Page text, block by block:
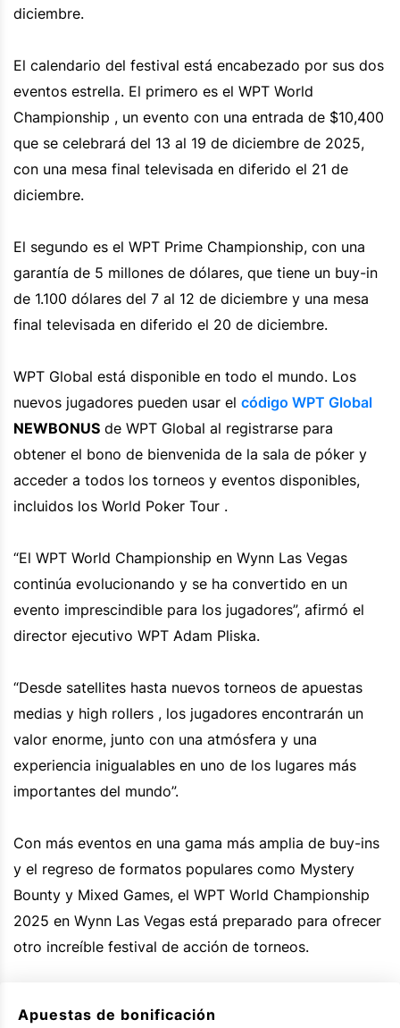
diciembre.
El calendario del festival está encabezado por sus dos
eventos estrella. El primero es el WPT World
Championship , un evento con una entrada de $10,400
que se celebrará del 13 al 19 de diciembre de 2025,
con una mesa final televisada en diferido el 21 de
diciembre.
El segundo es el WPT Prime Championship, con una
garantía de 5 millones de dólares, que tiene un buy-in
de 1.100 dólares del 7 al 12 de diciembre y una mesa
final televisada en diferido el 20 de diciembre.
WPT Global está disponible en todo el mundo. Los
nuevos jugadores pueden usar el código WPT Global
NEWBONUS de WPT Global al registrarse para
obtener el bono de bienvenida de la sala de póker y
acceder a todos los torneos y eventos disponibles,
incluidos los World Poker Tour .
“El WPT World Championship en Wynn Las Vegas
continúa evolucionando y se ha convertido en un
evento imprescindible para los jugadores”, afirmó el
director ejecutivo WPT Adam Pliska.
“Desde satellites hasta nuevos torneos de apuestas
medias y high rollers , los jugadores encontrarán un
valor enorme, junto con una atmósfera y una
experiencia inigualables en uno de los lugares más
importantes del mundo”.
Con más eventos en una gama más amplia de buy-ins
y el regreso de formatos populares como Mystery
Bounty y Mixed Games, el WPT World Championship
2025 en Wynn Las Vegas está preparado para ofrecer
otro increíble festival de acción de torneos.
Apuestas de bonificación